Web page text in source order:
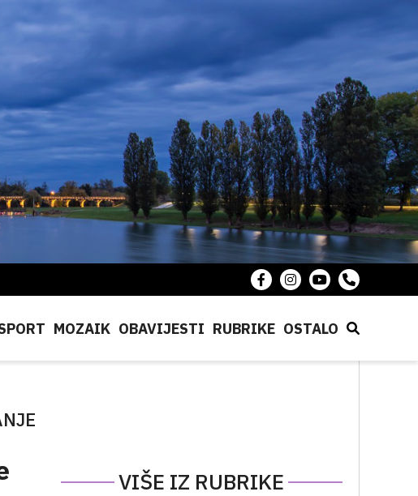
MOZAIK OBAVIJESTI RUBRIKE OSTALO
VIŠE IZ RUBRIKE